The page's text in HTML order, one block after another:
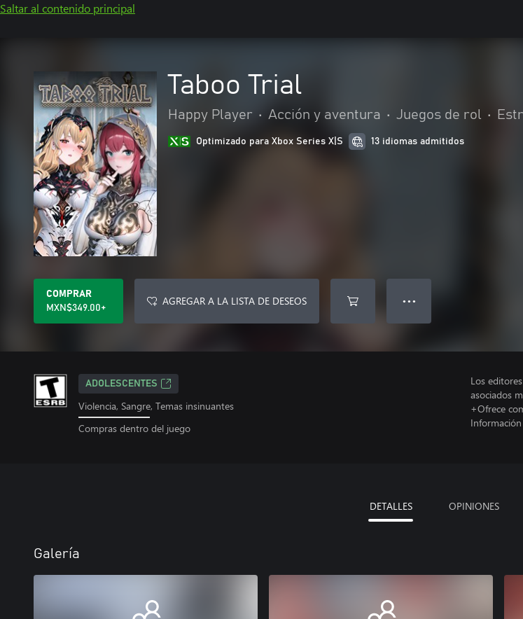
Saltar al contenido principal
Taboo Trial
Happy Player • Acción y aventura • Juegos de rol •
Optimizado para Xbox Series X|S 13 idiomas admitidos
COMPRAR
MXN$349.00+
AGREGAR A LA LISTA DE DESEOS ● ● ●
ADOLESCENTES
Violencia, Sangre, Temas insinuantes
Compras dentro del juego
Los
asociados
+Ofrece
DETALLES OPINIONES
Galería